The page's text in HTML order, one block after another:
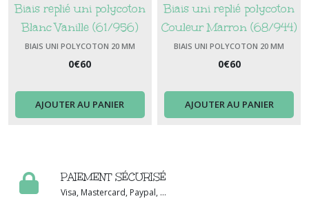
Biais replié uni polycoton
Blanc Vanille (61/956)
largeur 20 mm
BIAIS UNI POLYCOTON 20 MM
0€60
AJOUTER AU PANIER
Biais uni replié polycoton
Couleur Marron (68/944)
Largeur 20 mm
BIAIS UNI POLYCOTON 20 MM
0€60
AJOUTER AU PANIER
PAIEMENT SÉCURISÉ
Visa, Mastercard, Paypal, ...